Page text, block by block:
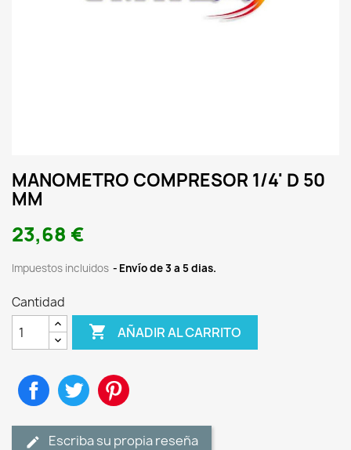
MANOMETRO COMPRESOR 1/4' D 50
MM
23,68 €
Impuestos incluidos Envío de 3 a 5 dias.
Cantidad
 AÑADIR AL CARRITO
CompartirTuitear
Escriba su propia reseña